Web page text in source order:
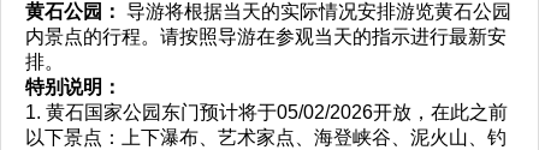
黄石公园： 导游将根据当天的实际情况安排游览黄石公园
内景点的行程。请按照导游在参观当天的指示进行最新安
排。
特别说明：
1. 黄石国家公园东门预计将于05/02/2026开放，在此之前
以下景点：上下瀑布、艺术家点、海登峡谷、泥火山、钓